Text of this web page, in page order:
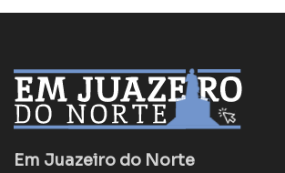
Em Juazeiro do Norte